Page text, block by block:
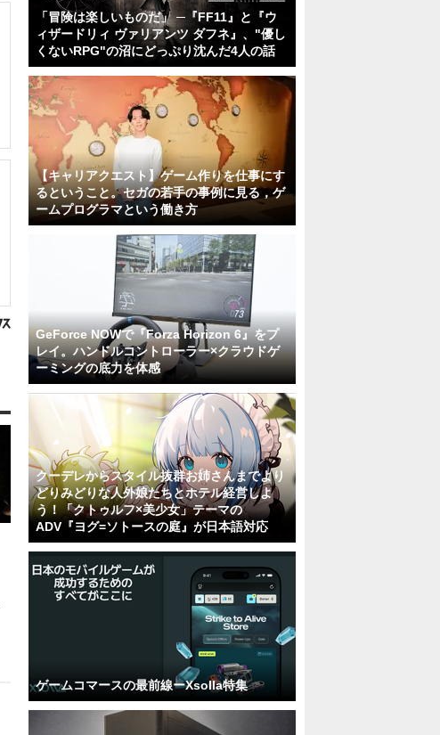
「冒険は楽しいものだ」 ─『FF11』と『ウ
ィザードリィ ヴァリアンツ ダフネ』、"優し
くないRPG"の沼にどっぷり沈んだ4人の話
【キャリアクエスト】ゲーム作りを仕事にす
るということ。セガの若手の事例に見る，ゲ
ームプログラマという働き方
GeForce NOWで『Forza Horizon 6』をプ
レイ。ハンドルコントローラー×クラウドゲ
ーミングの底力を体感
クーデレからスタイル抜群お姉さんまでより
どりみどりな人外娘たちとホテル経営しよ
う！「クトゥルフ×美少女」テーマの
ADV『ヨグ=ソトースの庭』が日本語対応
ゲームコマースの最前線ーXsolla特集